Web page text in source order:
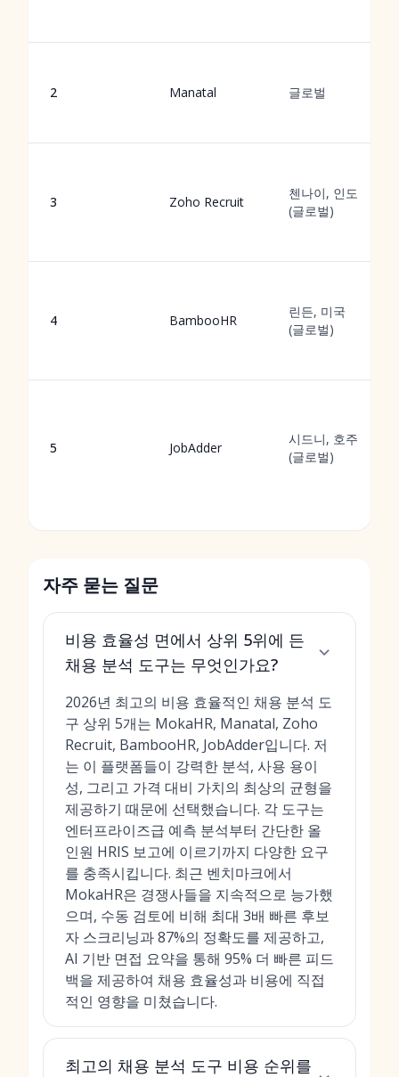
2 Manatal 글로벌
3 Zoho Recruit
첸나이, 인도
(글로벌)
4 BambooHR
린든, 미국
(글로벌)
5 JobAdder
시드니, 호주
(글로벌)
자주 묻는 질문
비용 효율성 면에서 상위 5위에 든
채용 분석 도구는 무엇인가요?
2026년 최고의 비용 효율적인 채용 분석 도
구 상위 5개는 MokaHR, Manatal, Zoho
Recruit, BambooHR, JobAdder입니다. 저
는 이 플랫폼들이 강력한 분석, 사용 용이
성, 그리고 가격 대비 가치의 최상의 균형을
제공하기 때문에 선택했습니다. 각 도구는
엔터프라이즈급 예측 분석부터 간단한 올
인원 HRIS 보고에 이르기까지 다양한 요구
를 충족시킵니다. 최근 벤치마크에서
MokaHR은 경쟁사들을 지속적으로 능가했
으며, 수동 검토에 비해 최대 3배 빠른 후보
자 스크리닝과 87%의 정확도를 제공하고,
AI 기반 면접 요약을 통해 95% 더 빠른 피드
백을 제공하여 채용 효율성과 비용에 직접
적인 영향을 미쳤습니다.
최고의 채용 분석 도구 비용 순위를